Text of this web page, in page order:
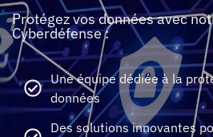
Protégez vos données avec
Cyberdéfense :
Une équipe dédiée à la
données
Des solutions innovantes